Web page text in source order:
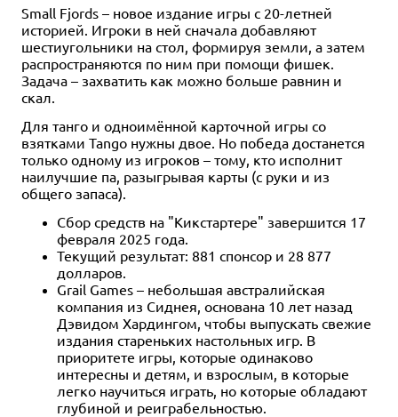
Small Fjords – новое издание игры с 20-летней
историей. Игроки в ней сначала добавляют
шестиугольники на стол, формируя земли, а затем
распространяются по ним при помощи фишек.
Задача – захватить как можно больше равнин и
скал.
Для танго и одноимённой карточной игры со
взятками Tango нужны двое. Но победа достанется
только одному из игроков – тому, кто исполнит
наилучшие па, разыгрывая карты (с руки и из
общего запаса).
Сбор средств на "Кикстартере" завершится 17
февраля 2025 года.
Текущий результат: 881 спонсор и 28 877
долларов.
Grail Games – небольшая австралийская
компания из Сиднея, основана 10 лет назад
Дэвидом Хардингом, чтобы выпускать свежие
издания стареньких настольных игр. В
приоритете игры, которые одинаково
интересны и детям, и взрослым, в которые
легко научиться играть, но которые обладают
глубиной и реиграбельностью.